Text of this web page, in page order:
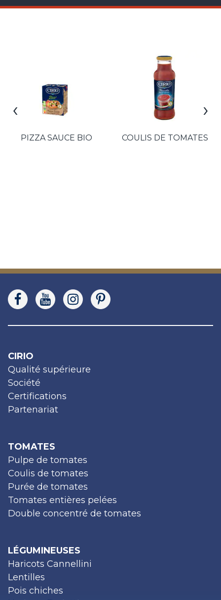
PIZZA SAUCE BIO COULIS DE TOMATES
‹ ›
CIRIO
Qualité supérieure
Société
Certifications
Partenariat
TOMATES
Pulpe de tomates
Coulis de tomates
Purée de tomates
Tomates entières pelées
Double concentré de tomates
LÉGUMINEUSES
Haricots Cannellini
Lentilles
Pois chiches